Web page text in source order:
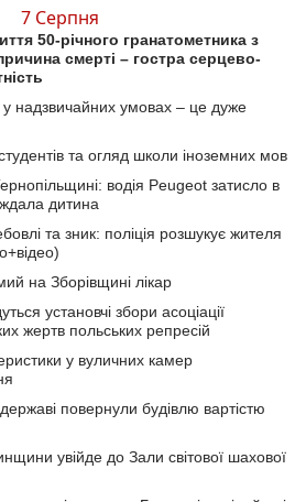
7 Серпня
50-річного гранатометника з
смерті – гостра серцево-
надзвичайних умовах – це дуже
та огляд школи іноземних мов
водія Peugeot затисло в
дитина
та зник: поліція розшукує жителя
на Зборівщині лікар
установчі збори асоціації
жертв польських репресій
у вуличних камер
повернули будівлю вартістю
увійде до Зали світової шахової